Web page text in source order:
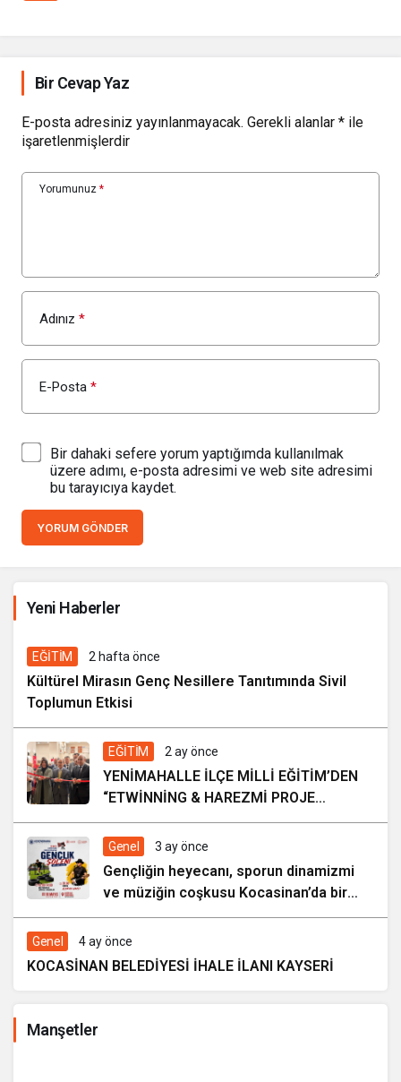
Bir Cevap Yaz
E-posta adresiniz yayınlanmayacak. Gerekli alanlar * ile
işaretlenmişlerdir
Yorumunuz *
Adınız *
E-Posta *
Bir dahaki sefere yorum yaptığımda kullanılmak
üzere adımı, e-posta adresimi ve web site adresimi
bu tarayıcıya kaydet.
YORUM GÖNDER
Yeni Haberler
2 gün önce
EĞİTİM 2 hafta önce
Kültürel Mirasın Genç Nesillere Tanıtımında Sivil
Toplumun Etkisi
EĞİTİM 2 ay önce
YENİMAHALLE İLÇE MİLLİ EĞİTİM’DEN
“ETWİNNİNG & HAREZMİ PROJE
ŞENLİĞİ”
Genel 3 ay önce
Gençliğin heyecanı, sporun dinamizmi
ve müziğin coşkusu Kocasinan’da bir
araya geliyor!
Genel 4 ay önce
KOCASİNAN BELEDİYESİ İHALE İLANI KAYSERİ
Manşetler